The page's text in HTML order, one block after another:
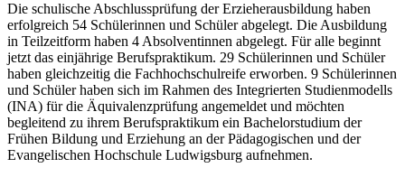
Die schulische Abschlussprüfung der Erzieherausbildung haben
erfolgreich 54 Schülerinnen und Schüler abgelegt. Die Ausbildung
in Teilzeitform haben 4 Absolventinnen abgelegt. Für alle beginnt
jetzt das einjährige Berufspraktikum. 29 Schülerinnen und Schüler
haben gleichzeitig die Fachhochschulreife erworben. 9 Schülerinnen
und Schüler haben sich im Rahmen des Integrierten Studienmodells
(INA) für die Äquivalenzprüfung angemeldet und möchten
begleitend zu ihrem Berufspraktikum ein Bachelorstudium der
Frühen Bildung und Erziehung an der Pädagogischen und der
Evangelischen Hochschule Ludwigsburg aufnehmen.